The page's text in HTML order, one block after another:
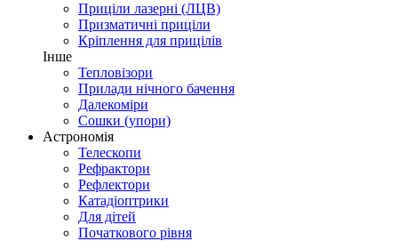
Приціли лазерні (ЛЦВ)
Призматичні приціли
Кріплення для прицілів
Інше
Тепловізори
Прилади нічного бачення
Далекоміри
Сошки (упори)
Астрономія
Телескопи
Рефрактори
Рефлектори
Катадіоптрики
Для дітей
Початкового рівня